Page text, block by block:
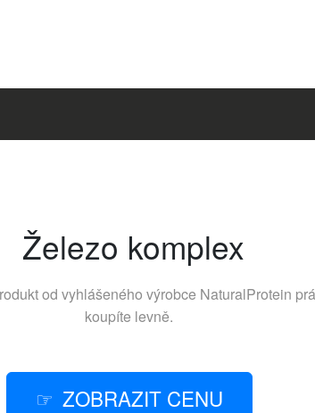
Železo komplex
od vyhlášeného výrobce NaturalProtein
koupíte levně.
ZOBRAZIT CENU